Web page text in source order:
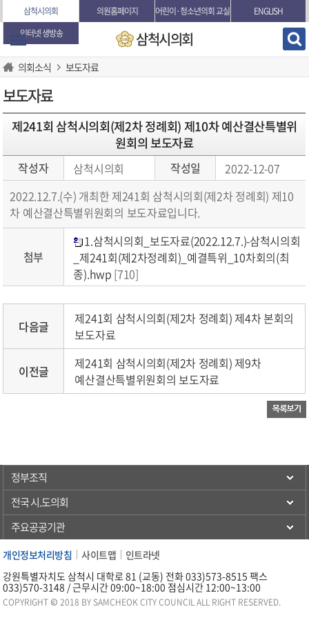
본문바로가기
삼척시의회 의원홈페이지 어린이·청소년의회 교실
ENGLISH
인터넷 생방송
삼척시의회
의회소식 보도자료
보도자료
제241회 삼척시의회(제2차 정례회) 제10차 예산결산특별위
원회의 보도자료
작성자 삼척시의회 작성일
2022-12-07
2022.12.7.(수) 개최한 제241회 삼척시의회(제2차 정례회) 제10
차 예산결산특별위원회의 보도자료입니다.
첨부
1.삼척시의회_보도자료(2022.12.7.)-삼척시의회
_제241회(제2차정례회)_예결특위_10차회의(최
종).hwp [710]
다음글
제241회 삼척시의회(제2차 정례회) 제4차 본회의
보도자료
이전글
제241회 삼척시의회(제2차 정례회) 제9차
예산결산특별위원회의 보도자료
정부조직
전국 시.도의회
주요공공기관
개인정보처리방침 사이트맵
인트라넷
강원특별자치도 삼척시 대학로 81 (교동) 전화 033)573-8515 팩스
033)570-3148 / 근무시간 09:00~18:00 점심시간 12:00~13:00
COPYRIGHT © 2018 BY SAMCHEOK CITY COUNCIL ALL RIGHT RESERVED.